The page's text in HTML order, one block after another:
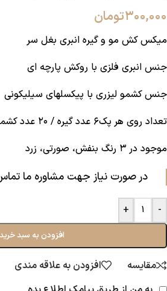
۳۰۰,۰۰۰تومان
میکس کش مو و گیره انبری بغل سر
جنس انبری فلزی با روکش‌ پارچه ای
جنس کشمو لیزری با پیکسلهای سیلیکونی
تعداد روی هر پک‌۶ عدد گیره / ۲۰ عدد کشمو
موجود در ۳ رنگ بنفش، صورتی، زرد
در صورت نیاز جهت مشاوره ما
-
+
افزودن به سبد خرید
مقایسه
افزودن به علاقه مندی